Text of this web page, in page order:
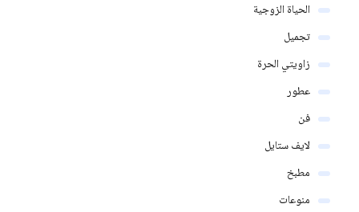
الحياة الزوجية
تجميل
زاويتي الحرة
عطور
فن
لايف ستايل
مطبخ
منوعات